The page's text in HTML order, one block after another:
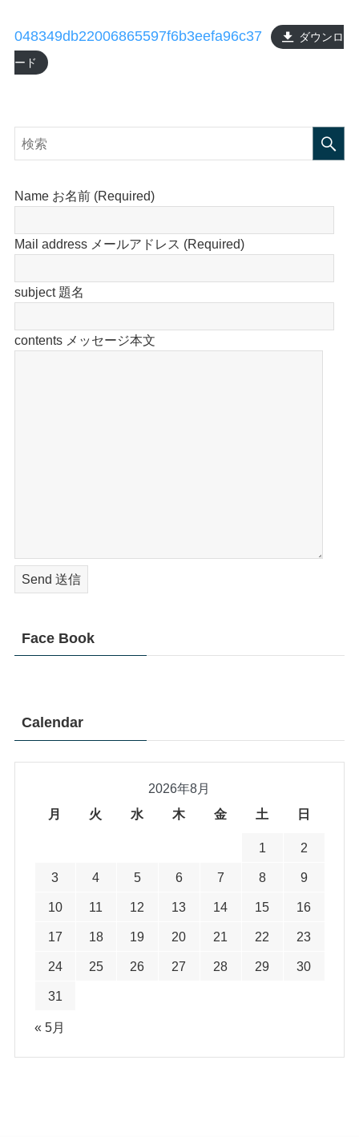
048349db22006865597f6b3eefa96c37
ダウンロ
ード
Name お名前 (Required)
Mail address メールアドレス (Required)
subject 題名
contents メッセージ本文
Face Book
Calendar
2026年8月
月
火 水 木 金 土 日
1 2
3 4 5 6 7 8 9
10 11 12 13 14 15 16
17 18 19 20 21 22 23
24 25 26 27 28 29 30
31
« 5月